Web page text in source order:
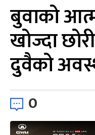
बुवाको
खोज्दा
दुवैको
0